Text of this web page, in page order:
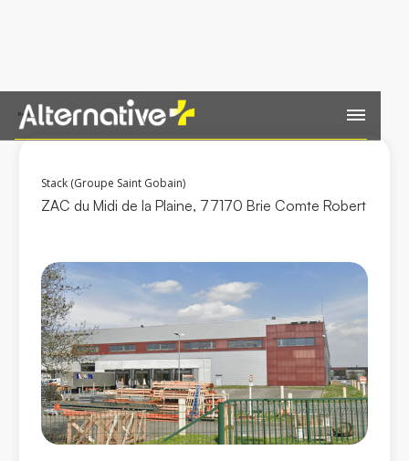
Retour
Stack (Groupe Saint Gobain)
ZAC du Midi de la Plaine, 77170 Brie Comte Robert